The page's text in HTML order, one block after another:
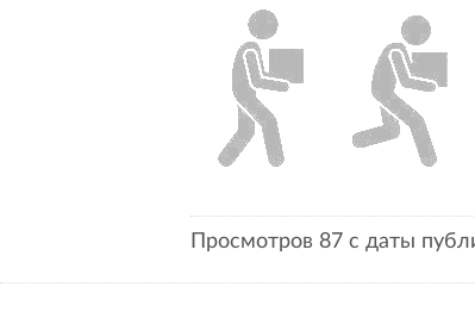
Просмотров 87 с даты